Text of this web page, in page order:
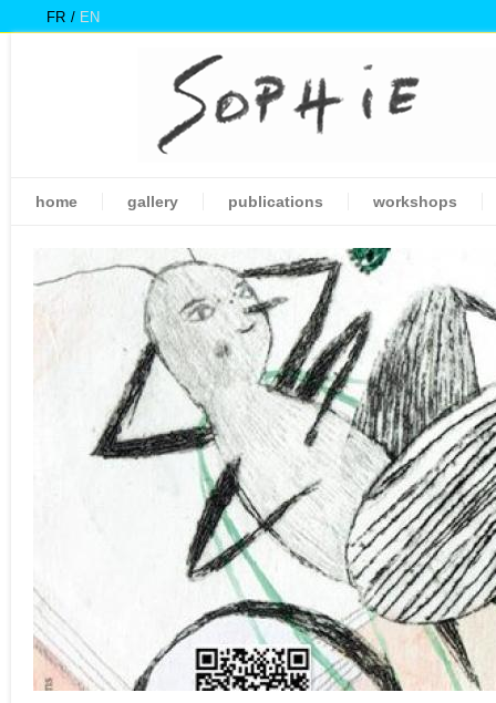
FR EN
home gallery publications workshops